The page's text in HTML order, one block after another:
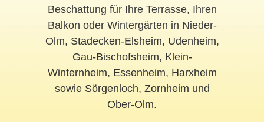
Beschattung für Ihre Terrasse, Ihren
Balkon oder Wintergärten in Nieder-
Olm, Stadecken-Elsheim, Udenheim,
Gau-Bischofsheim, Klein-
Winternheim, Essenheim, Harxheim
sowie Sörgenloch, Zornheim und
Ober-Olm.